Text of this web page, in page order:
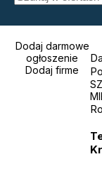
Dodaj darmowe
ogłoszenie
Dodaj firme